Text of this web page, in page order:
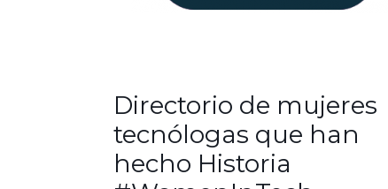
Directorio de mujeres
tecnólogas que han
hecho Historia